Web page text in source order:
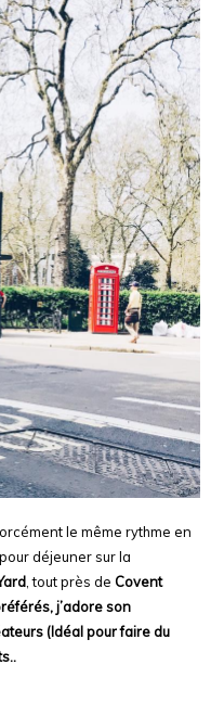
le même rythme en
déjeuner sur la
, tout près de Covent
j’adore son
(Idéal pour faire du